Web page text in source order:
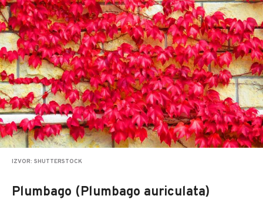
IZVOR: SHUTTERSTOCK
Plumbago (Plumbago auriculata)